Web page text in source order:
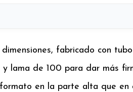
fabricado con
lama de 100 para dar más
en la parte alta que en